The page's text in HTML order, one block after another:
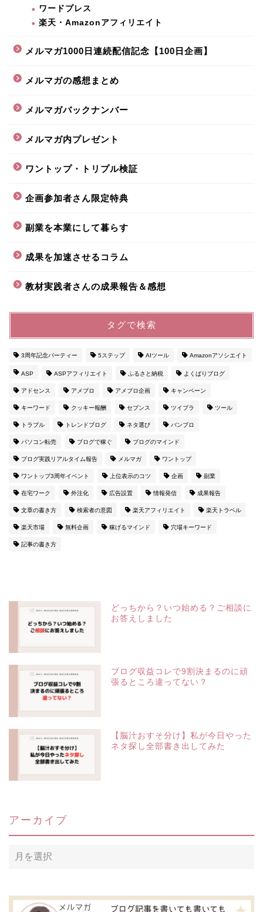
ワードプレス
楽天・Amazonアフィリエイト
メルマガ1000日連続配信記念【100日企画】
メルマガの感想まとめ
メルマガバックナンバー
メルマガ内プレゼント
ワントップ・トリプル検証
企画参加者さん限定特典
副業を本業にして暮らす
成果を加速させるコラム
教材実践者さんの成果報告＆感想
タグで検索
3周年記念パーティー 5ステップ AIツール Amazonアソシエイト
ASP ASPアフィリエイト ふるさと納税 よくばりブログ
アドセンス アメブロ アメブロ企画 キャンペーン
キーワード クッキー報酬 セブンス ツイブラ ツール
トラブル トレンドブログ ネタ選び バンブロ
パソコン転売 ブログで稼ぐ ブログのマインド
ブログ実践リアルタイム報告 メルマガ ワントップ
ワントップ3周年イベント 上位表示のコツ 企画 副業
在宅ワーク 外注化 広告設置 情報発信 成果報告
文章の書き方 検索者の意図 楽天アフィリエイト 楽天トラベル
楽天市場 無料企画 稼げるマインド 穴場キーワード
記事の書き方
どっちから？いつ始める？ご相談に
お答えしました
ブログ収益コレで9割決まるのに頑
張るところ違ってない？
【脳汁おすそ分け】私が今日やった
ネタ探し全部書き出してみた
アーカイブ
ア
ー
ブ